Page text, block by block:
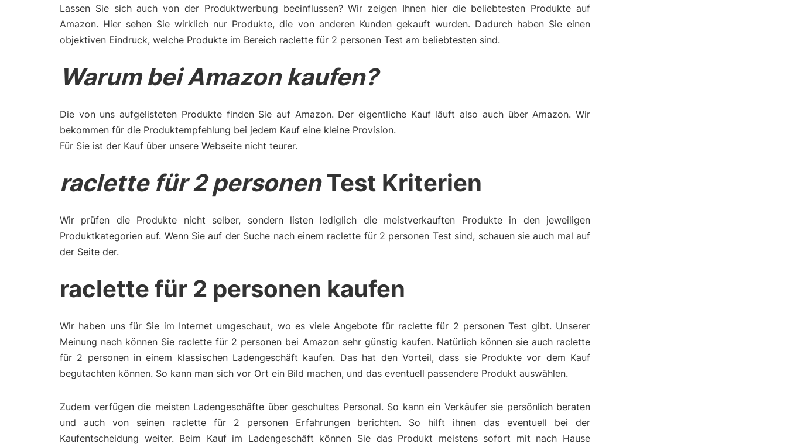
Lassen Sie sich auch von der Produktwerbung beeinflussen? Wir zeigen Ihnen hier die beliebtesten Produkte auf
Amazon. Hier sehen Sie wirklich nur Produkte, die von anderen Kunden gekauft wurden. Dadurch haben Sie einen
objektiven Eindruck, welche Produkte im Bereich raclette für 2 personen Test am beliebtesten sind.
Warum bei Amazon kaufen?
Die von uns aufgelisteten Produkte finden Sie auf Amazon. Der eigentliche Kauf läuft also auch über Amazon. Wir
bekommen für die Produktempfehlung bei jedem Kauf eine kleine Provision.
Für Sie ist der Kauf über unsere Webseite nicht teurer.
raclette für 2 personenTest Kriterien
Wir prüfen die Produkte nicht selber, sondern listen lediglich die meistverkauften Produkte in den jeweiligen
Produktkategorien auf. Wenn Sie auf der Suche nach einem raclette für 2 personen Test sind, schauen sie auch mal auf
der Seite der.
raclette für 2 personen kaufen
Wir haben uns für Sie im Internet umgeschaut, wo es viele Angebote für raclette für 2 personen Test gibt. Unserer
Meinung nach können Sie raclette für 2 personen bei Amazon sehr günstig kaufen. Natürlich können sie auch raclette
für 2 personen in einem klassischen Ladengeschäft kaufen. Das hat den Vorteil, dass sie Produkte vor dem Kauf
begutachten können. So kann man sich vor Ort ein Bild machen, und das eventuell passendere Produkt auswählen.
Zudem verfügen die meisten Ladengeschäfte über geschultes Personal. So kann ein Verkäufer sie persönlich beraten
und auch von seinen raclette für 2 personen Erfahrungen berichten. So hilft ihnen das eventuell bei der
Kaufentscheidung weiter. Beim Kauf im Ladengeschäft können Sie das Produkt meistens sofort mit nach Hause